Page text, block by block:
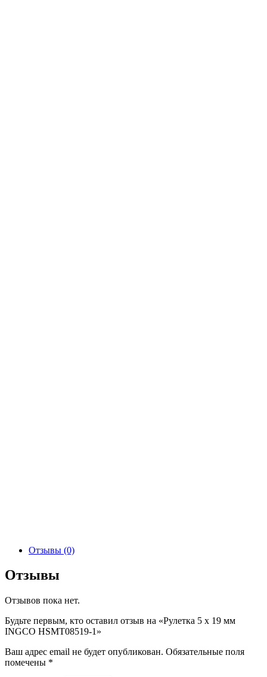
Отзывы (0)
Отзывы
Отзывов пока нет.
Будьте первым, кто оставил отзыв на «Рулетка 5 х 19 мм
INGCO HSMT08519-1»
Ваш адрес email не будет опубликован. Обязательные поля
помечены *